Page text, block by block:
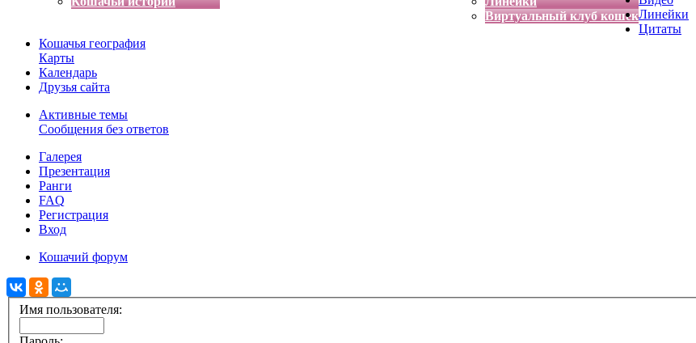
Виртуальный клуб кошекЛинейки
Цитаты
Кошачья география
Карты
Календарь
Друзья сайта
Активные темы
Сообщения без ответов
Галерея
Презентация
Ранги
FAQ
Регистрация
Вход
Кошачий форум
Имя пользователя: